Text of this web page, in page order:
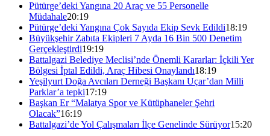
Pütürge’deki Yangına 20 Araç ve 55 Personelle
Müdahale20:19
Pütürge’deki Yangına Çok Sayıda Ekip Sevk Edildi18:19
Büyükşehir Zabıta Ekipleri 7 Ayda 16 Bin 500 Denetim
Gerçekleştirdi19:19
Battalgazi Belediye Meclisi’nde Önemli Kararlar: İçkili Yer
Bölgesi İptal Edildi, Araç Hibesi Onaylandı18:19
Yeşilyurt Doğa Avcıları Derneği Başkanı Uçar’dan Milli
Parklar’a tepki17:19
Başkan Er “Malatya Spor ve Kütüphaneler Şehri
Olacak”16:19
Battalgazi’de Yol Çalışmaları İlçe Genelinde Sürüyor15:20